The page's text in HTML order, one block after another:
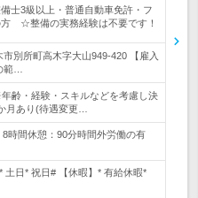
士3級以上・普通自動車免許・フ
方 ☆整備の実務経験は不要です！
市別所町高木字大山949-420 【雇入
範…
齢・経験・スキルなどを考慮し決
月あり(待遇変更…
時間休憩：90分時間外労働の有
日* 祝日# 【休暇】* 有給休暇*